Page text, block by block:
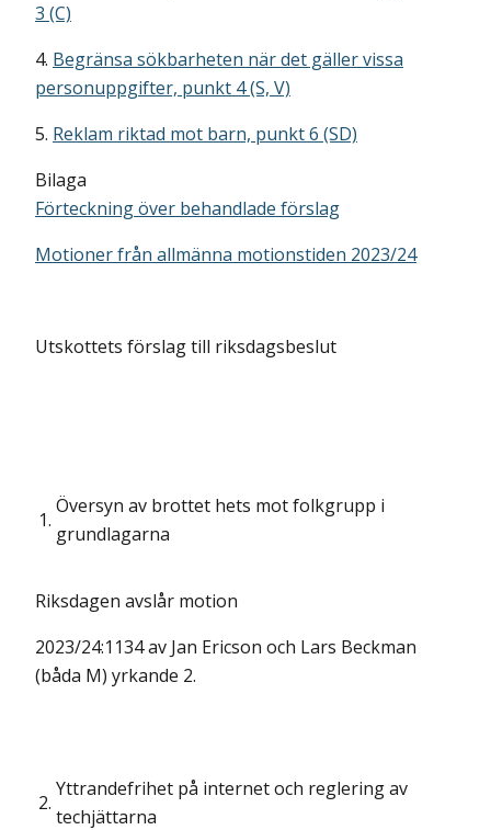
3 (C)
4. Begränsa sökbarheten när det gäller vissa
personuppgifter, punkt 4 (S, V)
5. Reklam riktad mot barn, punkt 6 (SD)
Bilaga
Förteckning över behandlade förslag
Motioner från allmänna motionstiden 2023/24
Utskottets förslag till riksdagsbeslut
1.
Översyn av brottet hets mot folkgrupp i
grundlagarna
Riksdagen avslår motion
2023/24:1134 av Jan Ericson och Lars Beckman
(båda M) yrkande 2.
2.
Yttrandefrihet på internet och reglering av
techjättarna